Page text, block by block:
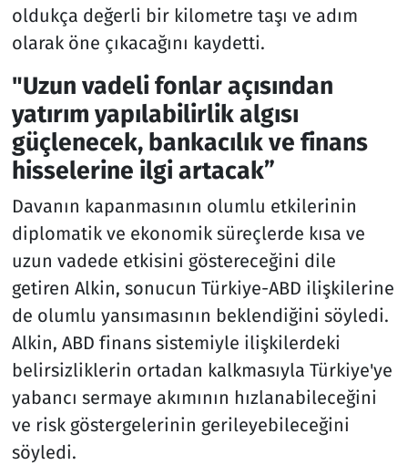
oldukça değerli bir kilometre taşı ve adım
olarak öne çıkacağını kaydetti.
"Uzun vadeli fonlar açısından
yatırım yapılabilirlik algısı
güçlenecek, bankacılık ve finans
hisselerine ilgi artacak”
Davanın kapanmasının olumlu etkilerinin
diplomatik ve ekonomik süreçlerde kısa ve
uzun vadede etkisini göstereceğini dile
getiren Alkin, sonucun Türkiye-ABD ilişkilerine
de olumlu yansımasının beklendiğini söyledi.
Alkin, ABD finans sistemiyle ilişkilerdeki
belirsizliklerin ortadan kalkmasıyla Türkiye'ye
yabancı sermaye akımının hızlanabileceğini
ve risk göstergelerinin gerileyebileceğini
söyledi.